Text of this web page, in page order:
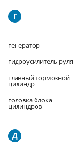
Г
генератор
гидроусилитель руля
главный тормозной
цилиндр
головка блока
цилиндров
Д